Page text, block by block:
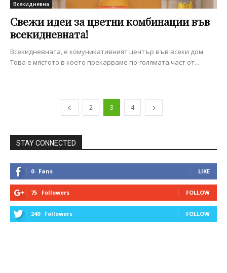
Всекидневна
Свежи идеи за цветни комбинации във
всекидневната!
Всекидневната, е комуникативният център във всеки дом.
Това е мястото в което прекарваме по-голямата част от...
2 3 4
STAY CONNECTED
0 Fans LIKE
75 Followers FOLLOW
249 Followers FOLLOW